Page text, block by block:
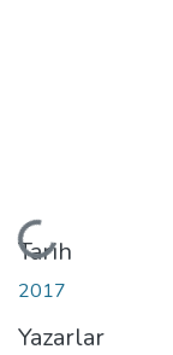
Yükleniyor...
Tarih
2017
Yazarlar